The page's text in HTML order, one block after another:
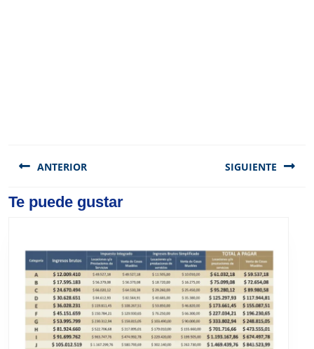
de
ANTERIOR
Previous
SIGUIENTE
Te puede gustar